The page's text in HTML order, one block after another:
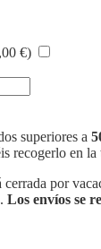
€)
superiores a
recogerlo en la
por
Los envíos se